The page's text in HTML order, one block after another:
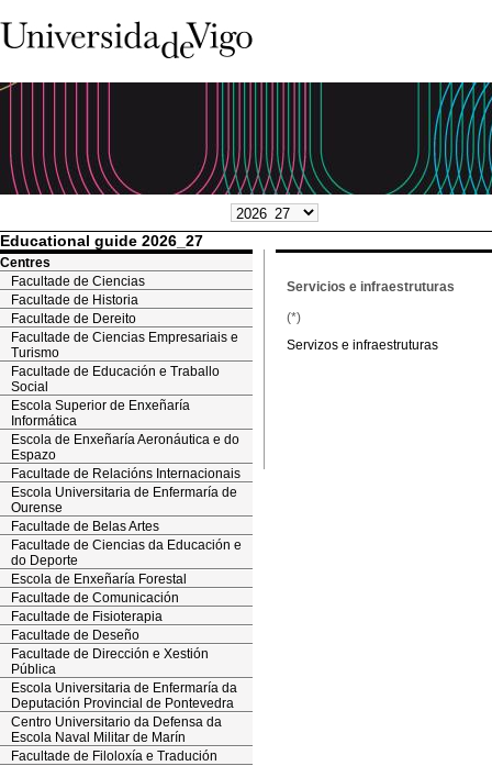
Educational guide 2026_27
Centres
Facultade de Ciencias
Facultade de Historia
Facultade de Dereito
Facultade de Ciencias Empresariais e
Turismo
Facultade de Educación e Traballo
Social
Escola Superior de Enxeñaría
Informática
Escola de Enxeñaría Aeronáutica e do
Espazo
Facultade de Relacións Internacionais
Escola Universitaria de Enfermaría de
Ourense
Facultade de Belas Artes
Facultade de Ciencias da Educación e
do Deporte
Escola de Enxeñaría Forestal
Facultade de Comunicación
Facultade de Fisioterapia
Facultade de Deseño
Facultade de Dirección e Xestión
Pública
Escola Universitaria de Enfermaría da
Deputación Provincial de Pontevedra
Centro Universitario da Defensa da
Escola Naval Militar de Marín
Facultade de Filoloxía e Tradución
Servicios e infraestruturas
(*)
Servizos e infraestruturas